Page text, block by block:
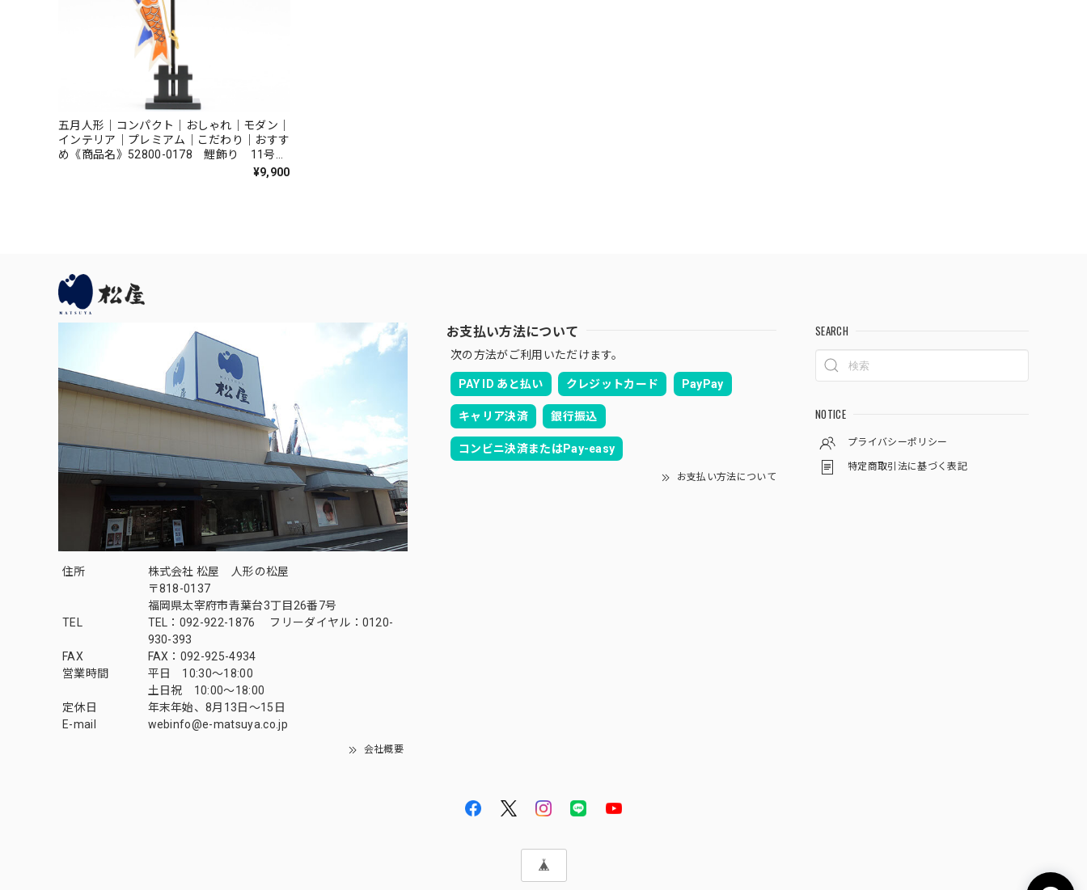
五月人形｜コンパクト｜おしゃれ｜モダン｜
インテリア｜プレミアム｜こだわり｜おすす
め《商品名》52800-0178 鯉飾り 11号
¥9,900
住所
株式会社 松屋 人形の松屋
〒818-0137
福岡県太宰府市青葉台3丁目26番7号
TEL
TEL：092-922-1876 フリーダイヤル：0120-
930-393
FAX
FAX：092-925-4934
営業時間
平日 10:30～18:00
土日祝 10:00～18:00
定休日
年末年始、8月13日〜15日
E-mail
webinfo@e-matsuya.co.jp
会社概要
お支払い方法について
次の方法がご利用いただけます。
PAY ID あと払い クレジットカード PayPay
キャリア決済 銀行振込
コンビニ決済またはPay-easy
お支払い方法について
SEARCH
NOTICE
プライバシーポリシー
特定商取引法に基づく表記